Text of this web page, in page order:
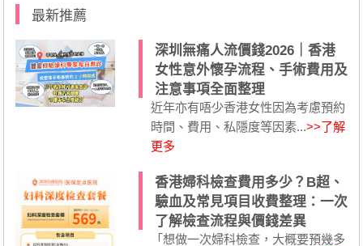
最新推薦
深圳無痛人流價錢2026｜香港
女性意外懷孕流程、手術費用及
注意事項全面整理
近年亦有唔少香港女性因為考慮預約
時間、費用、私隱度等因素...>>了解
更多
香港婦科檢查費用多少？B超、
驗血及常見項目收費整理：一次
了解檢查流程與價錢差異
「想做一次婦科檢查，大概要預幾多